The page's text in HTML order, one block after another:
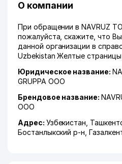
О компании
При обращении в NAVRUZ
пожалуйста, скажите, что
данной организации в
Uzbekistan Желтые страницы
Юридическое название:
GRUPPA ООО
Брендовое название:
ООО
Адрес: Узбекистан,
Бостанлыкский р-н ,